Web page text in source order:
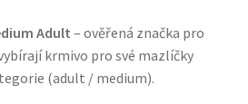
pro psy
Adult – ověřená značka pro
krmivo pro své mazlíčky
(adult / medium).